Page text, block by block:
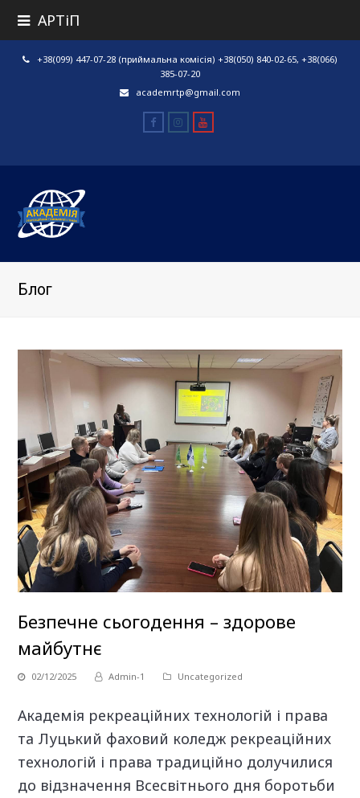
АРТіП
+38(099) 447-07-28 (приймальна комісія) +38(050) 840-02-65, +38(066)
385-07-20
academrtp@gmail.com
FacebookInstagram
Блог
Безпечне сьогодення – здорове
майбутнє
02/12/2025 Admin-1 Uncategorized
Академія рекреаційних технологій і права
та Луцький фаховий коледж рекреаційних
технологій і права традиційно долучилися
до відзначення Всесвітнього дня боротьби